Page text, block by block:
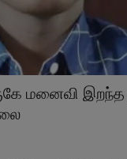
மனைவி இறந்த